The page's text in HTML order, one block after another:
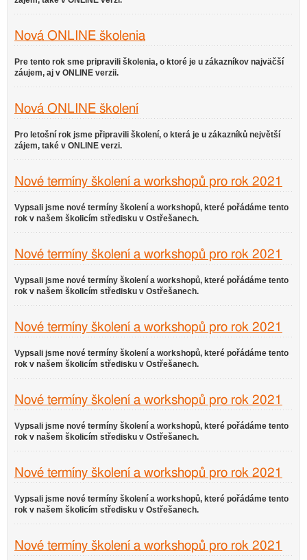
Nová ONLINE školenia
Pre tento rok sme pripravili školenia, o ktoré je u zákazníkov najväčší
záujem, aj v ONLINE verzii.
Nová ONLINE školení
Pro letošní rok jsme připravili školení, o která je u zákazníků největší
zájem, také v ONLINE verzi.
Nové termíny školení a workshopů pro rok 2021
Vypsali jsme nové termíny školení a workshopů, které pořádáme tento
rok v našem školicím středisku v Ostřešanech.
Nové termíny školení a workshopů pro rok 2021
Vypsali jsme nové termíny školení a workshopů, které pořádáme tento
rok v našem školicím středisku v Ostřešanech.
Nové termíny školení a workshopů pro rok 2021
Vypsali jsme nové termíny školení a workshopů, které pořádáme tento
rok v našem školicím středisku v Ostřešanech.
Nové termíny školení a workshopů pro rok 2021
Vypsali jsme nové termíny školení a workshopů, které pořádáme tento
rok v našem školicím středisku v Ostřešanech.
Nové termíny školení a workshopů pro rok 2021
Vypsali jsme nové termíny školení a workshopů, které pořádáme tento
rok v našem školicím středisku v Ostřešanech.
Nové termíny školení a workshopů pro rok 2021